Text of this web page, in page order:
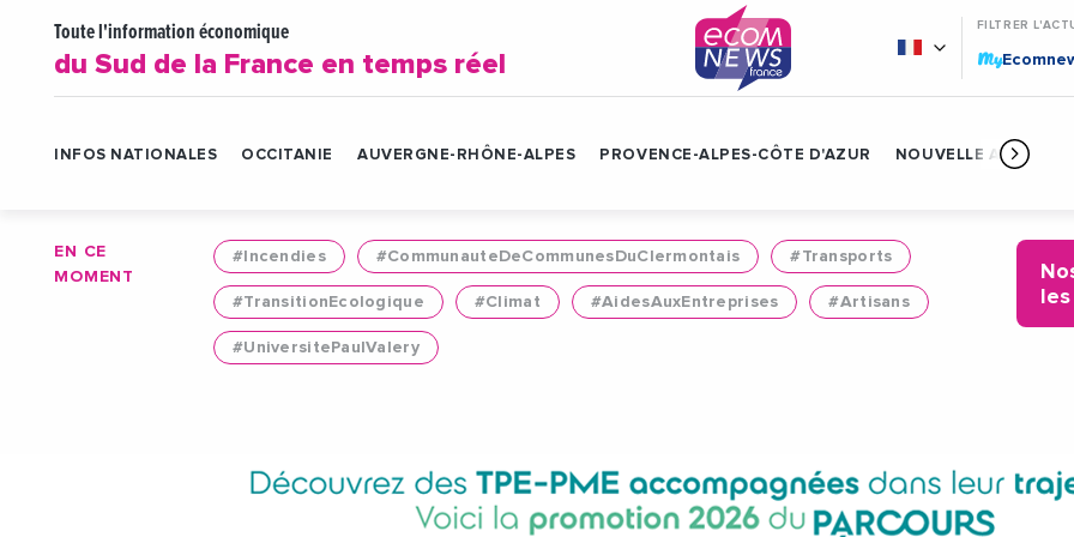
Toute l'information économique
du Sud de la France en temps réel
FILTRER
My
INFOS NATIONALES OCCITANIE AUVERGNE-RHÔNE-ALPES PROVENCE-ALPES-CÔTE D'AZUR NOUVELLE
EN CE
MOMENT
#Incendies #CommunauteDeCommunesDuClermontais #Transports
#TransitionEcologique #Climat #AidesAuxEntreprises #Artisans
#UniversitePaulValery